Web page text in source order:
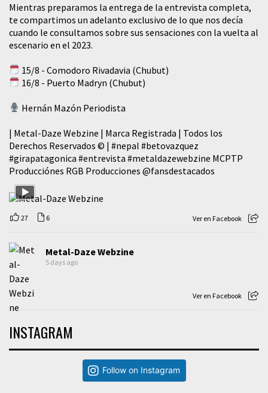
Mientras preparamos la entrega de la entrevista completa,
te compartimos un adelanto exclusivo de lo que nos decía
cuando le consultamos sobre sus sensaciones con la vuelta al
escenario en el 2023.
15/8 - Comodoro Rivadavia (Chubut)
16/8 - Puerto Madryn (Chubut)
Hernán Mazón Periodista
| Metal-Daze Webzine | Marca Registrada | Todos los
Derechos Reservados © | #nepal #betovazquez
#girapatagonica #entrevista #metaldazewebzine MCPTP
Producciónes RGB Producciones @fansdestacados
27 6 Ver en Facebook
Metal-Daze Webzine
5 days ago
Ver en Facebook
INSTAGRAM
Follow on Instagram